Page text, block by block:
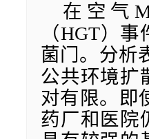
在空气
（HGT）事
菌门。分析
公共环境扩
对有限。即
药厂和医院